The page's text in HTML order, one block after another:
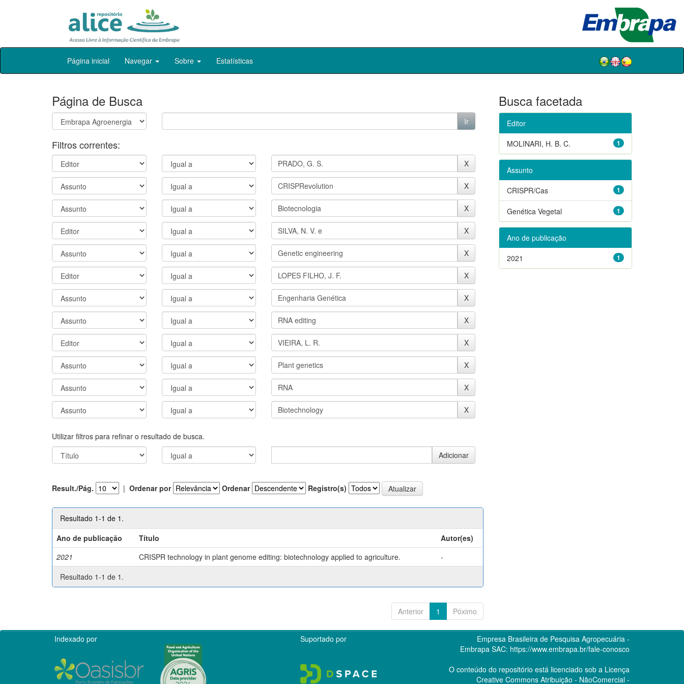
Skip
Página inicial Navegar Sobre Estatísticas
Página de Busca
Filtros correntes:
Utilizar filtros para refinar o resultado de busca.
Result./Pág. | Ordenar por Ordenar Registro(s)
Resultado 1-1 de 1.
Ano de publicação
Título
Autor(es)
2021
CRISPR technology in plant genome editing: biotechnology applied to agriculture.
-
Resultado 1-1 de 1.
Anterior 1 Póximo
Busca facetada
Editor
1
MOLINARI, H. B. C.
Assunto
1
CRISPR/Cas
1
Genética Vegetal
Ano de publicação
1
2021
Indexado por Suportado por
Empresa Brasileira de Pesquisa Agropecuária -
Embrapa SAC: https://www.embrapa.br/fale-conosco
O conteúdo do repositório está licenciado sob a Licença
Creative CommonsAtribuição - NãoComercial -